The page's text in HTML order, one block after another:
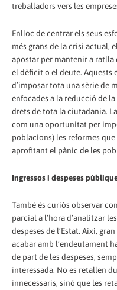
treballadors vers les
Enlloc de centrar els seus
més grans de la crisi actual,
apostar per mantenir a ratlla
el dèficit o el deute. Aquests
d’imposar tota una sèrie de
enfocades a la reducció de
drets de tota la ciutadania.
com una oportunitat per
poblacions) les reformes
aprofitant el pànic de les
Ingressos i despeses
També és curiós observar
parcial a l’hora d’analitzar
despeses de l’Estat. Així,
acabar amb l’endeutament
de part de les despeses,
interessada. No es retallen
innecessaris, sinó que les